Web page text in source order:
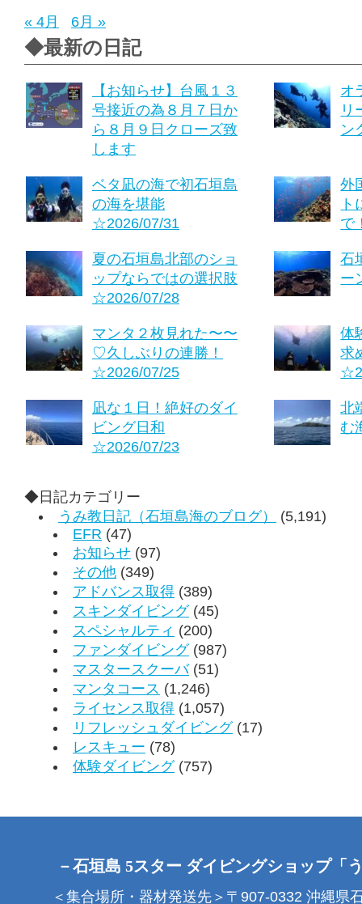
« 4月 6月 »
◆最新の日記
【お知らせ】台風１３
号接近の為８月７日か
ら８月９日クローズ致
します
オ
リ
ン
ベタ凪の海で初石垣島
の海を堪能
☆2026/07/31
外
ト
で
夏の石垣島北部のショ
ップならではの選択肢
☆2026/07/28
石
ー
マンタ２枚見れた〜〜
♡久しぶりの連勝！
☆2026/07/25
体
求
凪な１日！絶好のダイ
ビング日和
☆2026/07/23
北
む
◆日記カテゴリー
うみ教日記（石垣島海のブログ）
(5,191)
EFR (47)
お知らせ (97)
その他 (349)
アドバンス取得 (389)
スキンダイビング(45)
スペシャルティ (200)
ファンダイビング(987)
マスタースクーバ(51)
マンタコース (1,246)
ライセンス取得 (1,057)
リフレッシュダイビング(17)
レスキュー (78)
体験ダイビング(757)
－石垣島 5スター ダイビングショップ「
＜集合場所・器材発送先＞〒907-0332 沖縄県